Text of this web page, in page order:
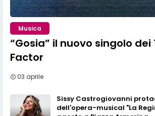
Musica
“Gosia” il nuovo singolo dei
Factor
03 aprile
Sissy Castrogiovanni
dell'opera-musical "La